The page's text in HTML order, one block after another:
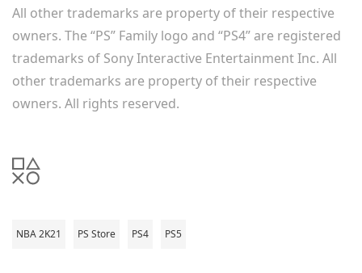
All other trademarks are property of their respective
owners. The “PS” Family logo and “PS4” are registered
trademarks of Sony Interactive Entertainment Inc. All
other trademarks are property of their respective
owners. All rights reserved.
NBA 2K21 PS Store PS4 PS5